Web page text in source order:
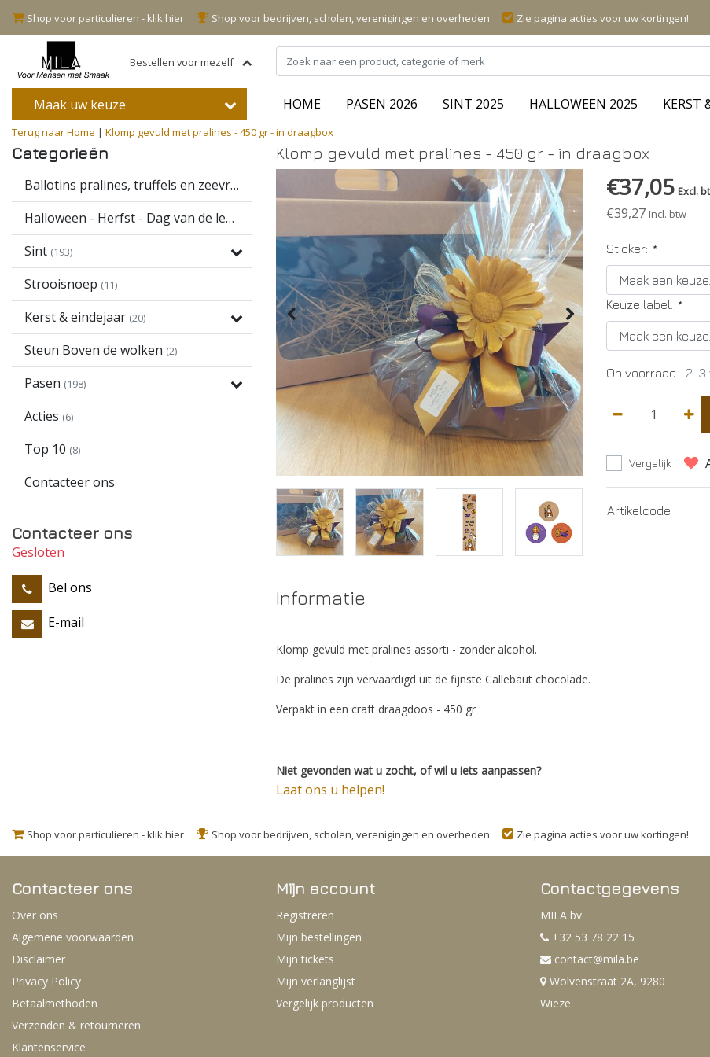
Shop voor particulieren - klik hier Shop voor bedrijven, scholen, verenigingen en overheden Zie pagina acties voor uw kortingen!
Bestellen voor mezelf
Maak uw keuze HOME PASEN 2026 SINT 2025 HALLOWEEN 2025 KERST
Terug naar Home | Klomp gevuld met pralines - 450 gr - in draagbox
Categorieën
Ballotins pralines, truffels en zeevruchten
Halloween - Herfst - Dag van de leerkracht
Sint (193)
Strooisnoep (11)
Kerst & eindejaar (20)
Steun Boven de wolken (2)
Pasen (198)
Acties (6)
Top 10 (8)
Contacteer ons
Contacteer ons
Gesloten
Bel ons
E-mail
Klomp gevuld met pralines - 450 gr - in draagbox
€37,05 Excl.
€39,27 Incl. btw
Sticker: *
Keuze label: *
Op voorraad 2-3
Vergelijk
Artikelcode
Informatie
Klomp gevuld met pralines assorti - zonder alcohol.
De pralines zijn vervaardigd uit de fijnste Callebaut chocolade.
Verpakt in een craft draagdoos - 450 gr
Niet gevonden wat u zocht, of wil u iets aanpassen?
Laat ons u helpen!
Shop voor particulieren - klik hier Shop voor bedrijven, scholen, verenigingen en overheden Zie pagina acties voor uw kortingen!
Contacteer ons
Over ons
Algemene voorwaarden
Disclaimer
Privacy Policy
Betaalmethoden
Verzenden & retourneren
Klantenservice
Mijn account
Registreren
Mijn bestellingen
Mijn tickets
Mijn verlanglijst
Vergelijk producten
Contactgegevens
MILA bv
+32 53 78 22 15
contact@mila.be
Wolvenstraat 2A, 9280
Wieze